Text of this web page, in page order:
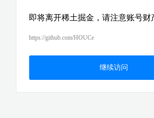
即将离开稀土掘金，请注意账号财
https://github.com/HOUCe
继续访问